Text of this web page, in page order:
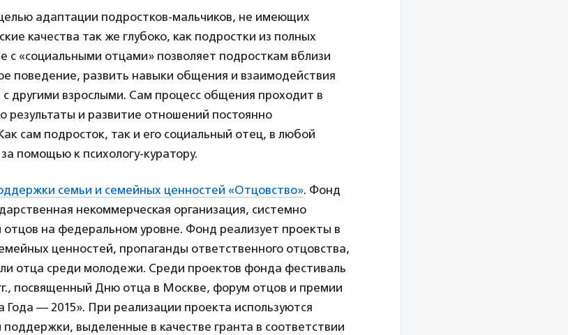
адаптации подростков-мальчиков, не имеющих
качества так же глубоко, как подростки из полных
с «социальными отцами» позволяет подросткам вблизи
поведение, развить навыки общения и взаимодействия
с другими взрослыми. Сам процесс общения проходит в
и развитие отношений постоянно
сам подросток, так и его социальный отец, в любой
помощью к психологу-куратору.
семьи и семейных ценностей «Отцовство». Фонд
некоммерческая организация, системно
на федеральном уровне. Фонд реализует проекты в
ценностей, пропаганды ответственного отцовства,
отца среди молодежи. Среди проектов фонда фестиваль
посвященный Дню отца в Москве, форум отцов и премии
— 2015». При реализации проекта используются
поддержки, выделенные в качестве гранта в соответствии